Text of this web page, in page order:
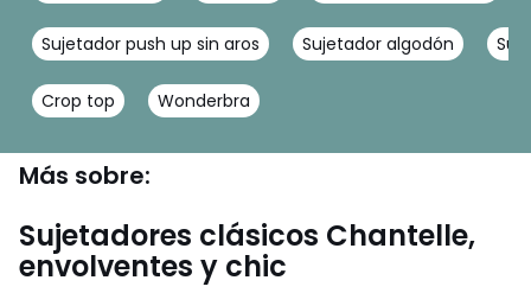
Sujetador push up sin aros Sujetador algodón
Crop top Wonderbra
Más sobre:
Sujetadores clásicos Chantelle,
envolventes y chic